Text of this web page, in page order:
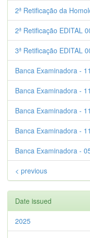
2ª Retificação da
2ª Retificação EDITAL
3ª Retificação EDITAL
Banca Examinadora -
Banca Examinadora -
Banca Examinadora -
Banca Examinadora -
Banca Examinadora -
< previous
Date issued
2025